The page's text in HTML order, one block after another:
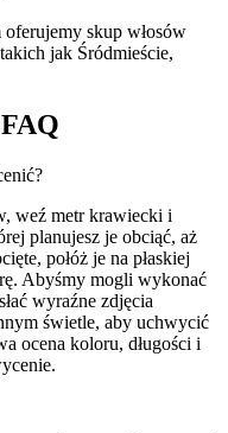
skup włosów
jak Śródmieście,
weź metr krawiecki i
planujesz je obciąć, aż
połóż je na płaskiej
Abyśmy mogli wykonać
wyraźne zdjęcia
świetle, aby uchwycić
ocena koloru, długości i